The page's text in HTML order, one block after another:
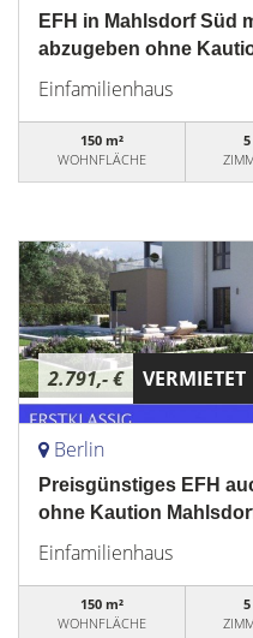
EFH in Mahlsdorf Süd
abzugeben ohne
Einfamilienhaus
150 m²
WOHNFLÄCHE
5
2.791,- € VERMIETET
Berlin
Preisgünstiges EFH
ohne Kaution
Einfamilienhaus
150 m²
WOHNFLÄCHE
5